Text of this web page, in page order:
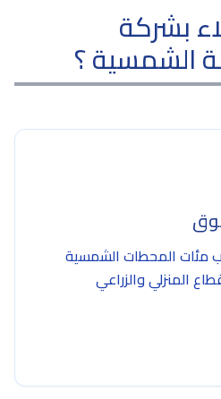
بشركة
الشمسية ؟
مئات المحطات الشمسية
المنزلي والزراعي